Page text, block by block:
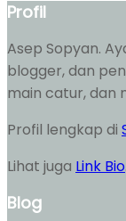
Profil
Asep Sopyan.
blogger, dan
main catur, dan
Profil lengkap di
Lihat juga Link Bio
Blog